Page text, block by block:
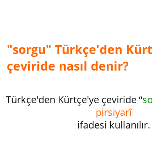
"sorgu" Türkçe'den
çeviride nasıl denir?
Türkçe'den Kürtçe'ye çeviride “
pirsiyarî
ifadesi kullanılır.